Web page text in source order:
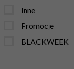
Inne
Promocje
BLACKWEEK